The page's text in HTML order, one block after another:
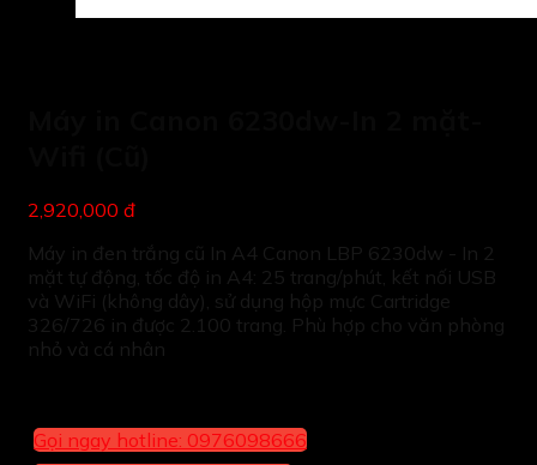
2,920,000 đ
Máy in đen trắng cũ In A4 Canon LBP 6230dw - In 2
mặt tự động, tốc độ in A4: 25 trang/phút, kết nối USB
và WiFi (không dây), sử dụng hộp mực Cartridge
326/726 in được 2.100 trang. Phù hợp cho văn phòng
nhỏ và cá nhân
Gọi ngay hotline: 0976098666